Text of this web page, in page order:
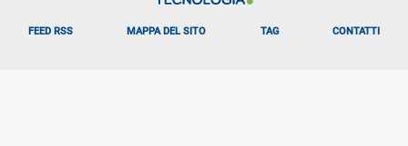
FEED RSS MAPPA DEL SITO TAG CONTATTI